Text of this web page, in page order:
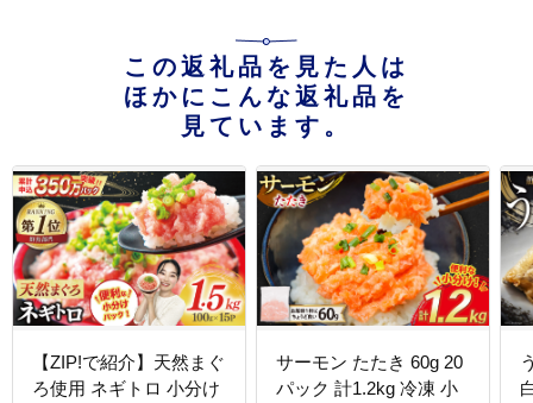
この返礼品を見た人は
ほかにこんな返礼品を
見ています。
【ZIP!で紹介】天然まぐ
ろ使用 ネギトロ 小分け
サーモン たたき 60g 20
パック 計1.2kg 冷凍 小